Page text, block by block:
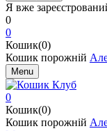
Я вже
0
0
Кошик(0)
Кошик порожній
Menu
0
Кошик(0)
Кошик порожній